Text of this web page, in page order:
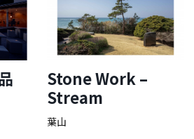
Stone Work –
Stream
葉山